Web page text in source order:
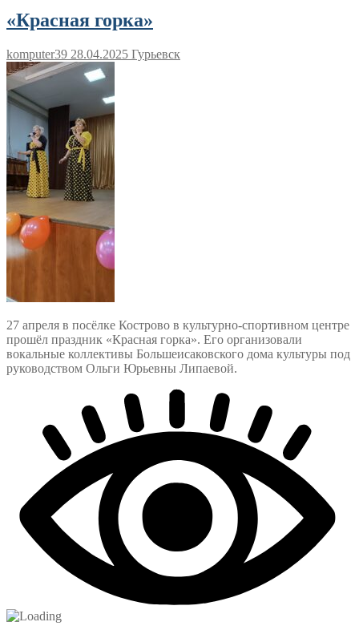
«Красная горка»
komputer39 28.04.2025 Гурьевск
27 апреля в посёлке Кострово в культурно-спортивном центре
прошёл праздник «Красная горка». Его организовали
вокальные коллективы Большеисаковского дома культуры под
руководством Ольги Юрьевны Липаевой.